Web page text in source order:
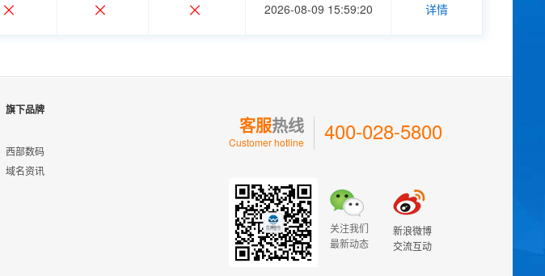
2026-08-09 15:59:20 详情
旗下品牌
西部数码
域名资讯
客服热线
Customer hotline 400-028-5800
关注我们
最新动态
新浪微博
交流互动